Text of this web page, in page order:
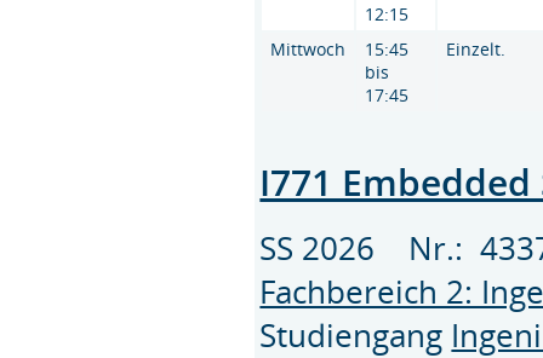
12:15
Mittwoch
15:45
bis
17:45
Einzelt.
I771 Embedded
SS 2026 Nr.:
Fachbereich 2:
Studiengang